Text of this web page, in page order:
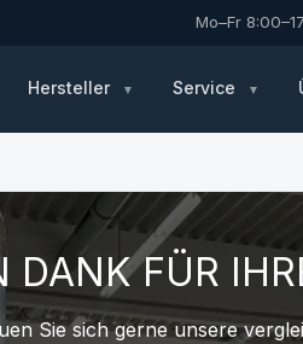
Mo–Fr
Hersteller Service
DANK FÜR
Sie sich gerne unsere